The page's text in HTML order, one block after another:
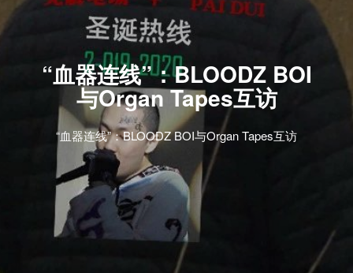
“血器连线”：BLOODZ BOI
与Organ Tapes互访
“血器连线”：BLOODZ BOI与Organ Tapes互访